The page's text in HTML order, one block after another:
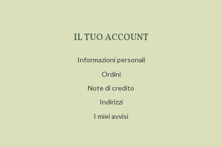
IL TUO ACCOUNT
Informazioni personali
Ordini
Note di credito
Indirizzi
I miei avvisi